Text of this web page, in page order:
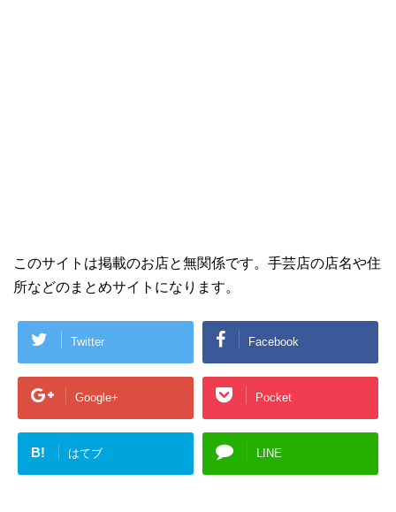
このサイトは掲載のお店と無関係です。手芸店の店名や住
所などのまとめサイトになります。
Twitter Facebook
Google+ Pocket
B! はてブ LINE